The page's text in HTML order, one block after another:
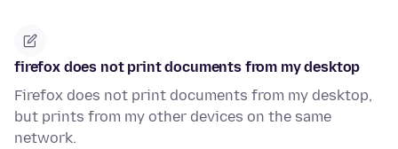
firefox does not print documents from my desktop
Firefox does not print documents from my desktop,
but prints from my other devices on the same
network.